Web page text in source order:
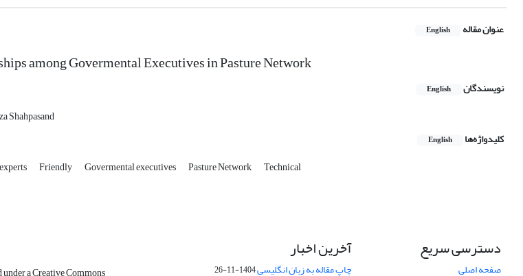
عنوان مقاله English
among Govermental Executives in Pasture Network
نویسندگان English
Shahpasand
کلیدواژه‌ها
English
Friendly Govermental executives Pasture Network Technical
دسترسی سریع
صفحه اصلی
آخرین اخبار
چاپ مقاله به زبان انگلیسی1404-11-26